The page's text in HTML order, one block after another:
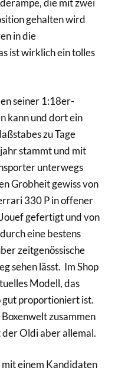
die mit zwei
gehalten wird
in die
ist wirklich ein tolles
seiner 1:18er-
kann und dort ein
zu Tage
stammt und mit
unterwegs
Grobheit gewiss von
330 P in offener
gefertigt und von
eine bestens
zeitgenössische
sehen lässt. Im Shop
Modell, das
proportioniert ist.
zusammen
Oldi aber allemal.
mit einem Kandidaten